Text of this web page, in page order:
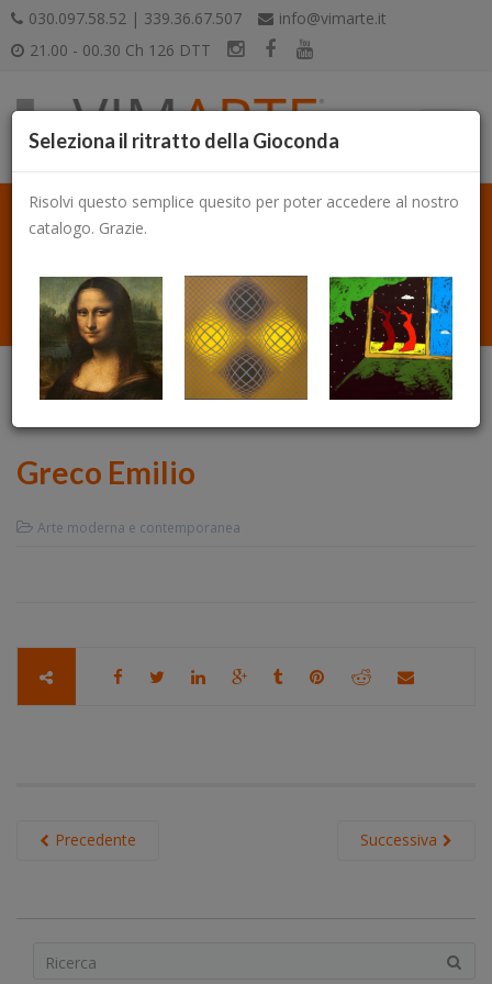
030.097.58.52 | 339.36.67.507
info@vimarte.it
21.00 - 00.30 Ch 126 DTT
Greco Emilio
Arte moderna e contemporanea
Successiva
Precedente
Seleziona il ritratto della Gioconda
Risolvi questo semplice quesito per poter accedere al nostro
catalogo. Grazie.